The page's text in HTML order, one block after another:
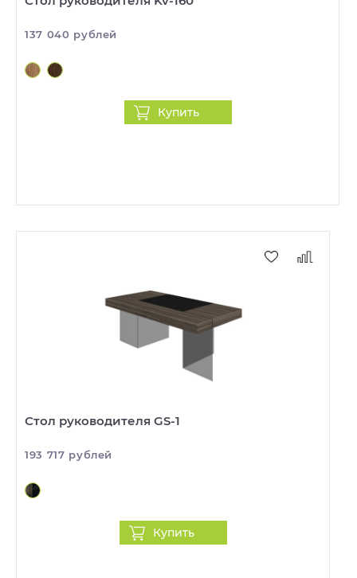
137 040 рублей
Купить
Стол руководителя GS-1
193 717 рублей
Купить